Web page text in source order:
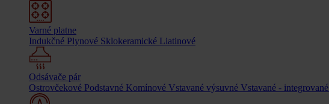
Varné platne
Indukčné Plynové Sklokeramické Liatinové
Odsávače pár
Ostrovčekové Podstavné Komínové Vstavané výsuvné Vstavané - integrované